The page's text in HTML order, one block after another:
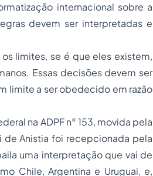
internacional sobre a
devem ser interpretadas e
limites, se é que eles existem,
Essas decisões devem ser
limite a ser obedecido em razão
na ADPF n° 153, movida pela
Anistia foi recepcionada pela
uma interpretação que vai de
Chile, Argentina e Uruguai, e,